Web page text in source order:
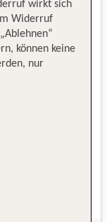
wirkt sich
Widerruf
können keine
nur